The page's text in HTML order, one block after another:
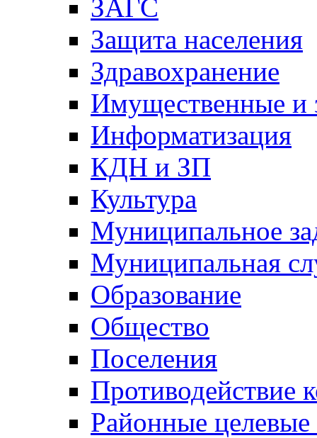
ЗАГС
Защита населения
Здравохранение
Имущественные и
Информатизация
КДН и ЗП
Культура
Муниципальное
Муниципальная
Образование
Общество
Поселения
Противодействие
Районные